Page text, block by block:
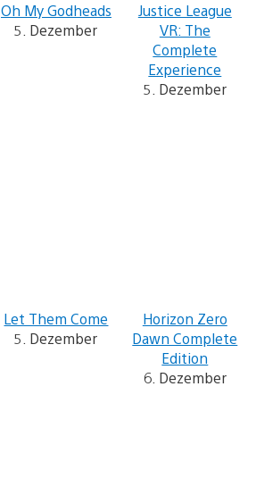
Oh My Godheads
5. Dezember
Justice League
VR: The
Complete
Experience
5. Dezember
Let Them Come
5. Dezember
Horizon Zero
Dawn Complete
Edition
6. Dezember